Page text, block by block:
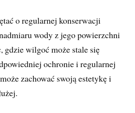
o regularnej konserwacji
wody z jego powierzchni
gdzie wilgoć może stale się
ochronie i regularnej
zachować swoją estetykę i